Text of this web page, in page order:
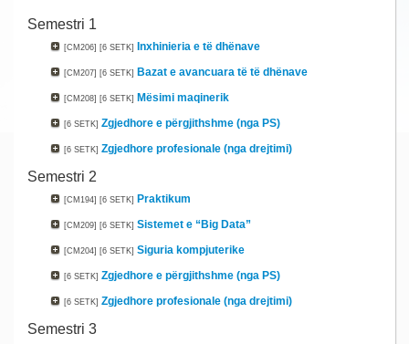
Semestri 1
[CM206] [6 SETK] Inxhinieria e të dhënave
[CM207] [6 SETK] Bazat e avancuara të të dhënave
[CM208] [6 SETK] Mësimi maqinerik
[6 SETK] Zgjedhore e përgjithshme (nga PS)
[6 SETK] Zgjedhore profesionale (nga drejtimi)
Semestri 2
[CM194] [6 SETK] Praktikum
[CM209] [6 SETK] Sistemet e “Big Data”
[CM204] [6 SETK] Siguria kompjuterike
[6 SETK] Zgjedhore e përgjithshme (nga PS)
[6 SETK] Zgjedhore profesionale (nga drejtimi)
Semestri 3